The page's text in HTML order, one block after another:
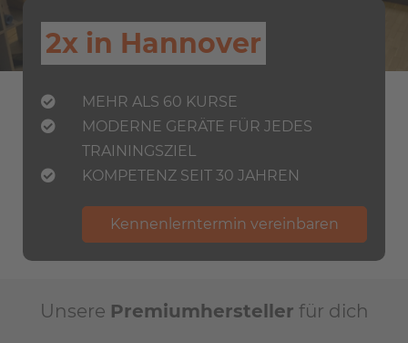
2x in Hannover
MEHR ALS 60 KURSE
MODERNE GERÄTE FÜR JEDES
TRAININGSZIEL
KOMPETENZ SEIT 30 JAHREN
Kennenlerntermin vereinbaren
Unsere Premiumhersteller für dich